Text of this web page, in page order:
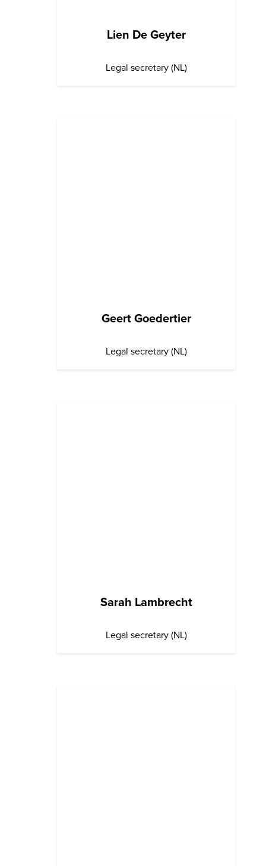
Lien De Geyter
Legal secretary (NL)
Geert Goedertier
Legal secretary (NL)
Sarah Lambrecht
Legal secretary (NL)